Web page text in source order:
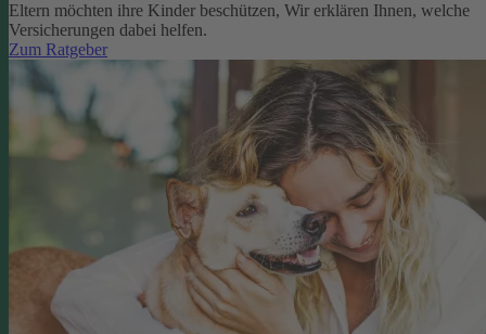
Eltern möchten ihre Kinder beschützen, Wir erklären Ihnen, welche
Versicherungen dabei helfen.
Zum Ratgeber